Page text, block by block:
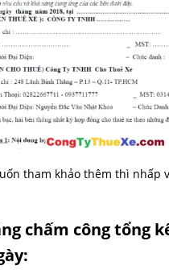
tham khảo thêm thì nhấp
chấm công tổng